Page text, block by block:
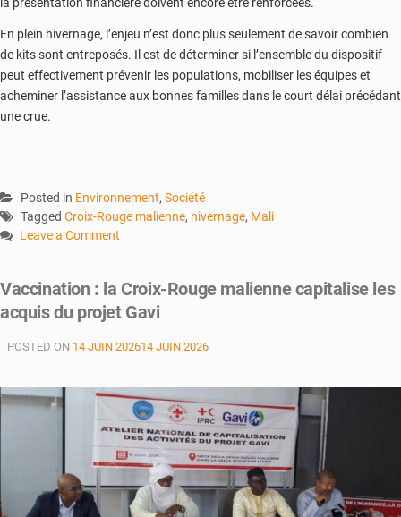
En plein hivernage, l’enjeu n’est donc plus seulement de savoir combien
de kits sont entreposés. Il est de déterminer si l’ensemble du dispositif
peut effectivement prévenir les populations, mobiliser les équipes et
acheminer l’assistance aux bonnes familles dans le court délai précédant
une crue.
Posted in Environnement, Société
Tagged Croix-Rouge malienne, hivernage, Mali
Leave a Comment
:
l’anticipation
crues
l’épreuve
Vaccination : la Croix-Rouge malienne capitalise les
acquis du projet Gavi
POSTED ON 14 JUIN 202614 JUIN 2026